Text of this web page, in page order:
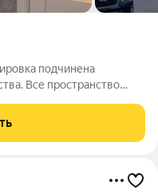
подчинена
Все пространство
кв.м., жилая